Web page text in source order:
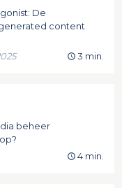
De
content
3 min.
beheer
4 min.